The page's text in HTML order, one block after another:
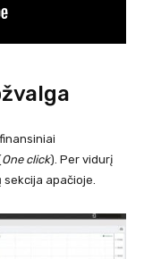
One click). Per vidurį
apačioje.